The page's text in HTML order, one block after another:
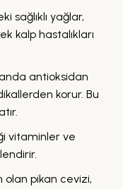
sağlıklı yağlar,
kalp hastalıkları
antioksidan
korur. Bu
vitaminler ve
olan pikan cevizi,